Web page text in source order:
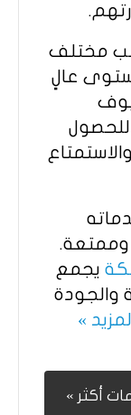
مختلف
عالٍ
للحصول
وممتعة.
يجمع
والجودة
»
أكثر »